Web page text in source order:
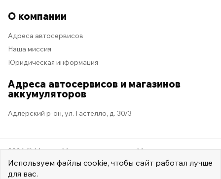
О компании
Адреса автосервисов
Наша миссия
Юридическая информация
Адреса автосервисов и магазинов
аккумуляторов
Адлерский р-он, ул. Гастелло, д. 30/3
2026 © Мастер Машина Мы в социальных сетях
Используем файлы cookie, чтобы сайт работал лучше
для вас.